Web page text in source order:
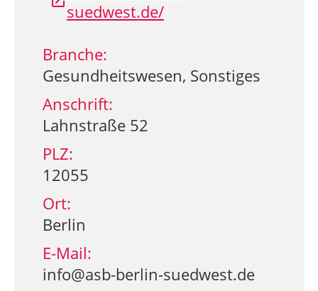
suedwest.de/
Branche:
Gesundheitswesen, Sonstiges
Anschrift:
Lahnstraße 52
PLZ:
12055
Ort:
Berlin
E-Mail:
info@asb-berlin-suedwest.de